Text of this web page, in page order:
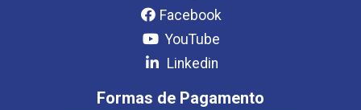
Facebook
YouTube
Linkedin
Formas de Pagamento